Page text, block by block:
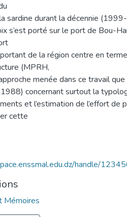
sardine durant la décennie
s’est porté sur le port de Bou-
de la région centre en
(MPRH,
menée dans ce travail que
concernant surtout la
et l’estimation de l’effort de
cette
handle/
Mémoires